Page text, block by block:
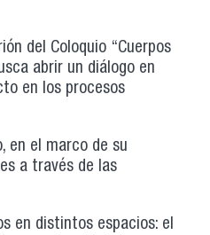
del Coloquio “Cuerpos
abrir un diálogo en
en los procesos
en el marco de su
a través de las
en distintos espacios: el